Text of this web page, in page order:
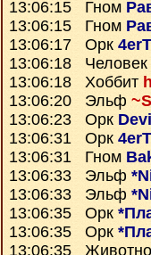
13:06:15 Гном
13:06:15 Гном
13:06:17 Орк
13:06:18 Человек
13:06:18 Хоббит
13:06:20 Эльф
13:06:23 Орк
13:06:31 Орк
13:06:31 Гном
13:06:33 Эльф
13:06:33 Эльф
13:06:35 Орк
13:06:35 Орк
13:06:35